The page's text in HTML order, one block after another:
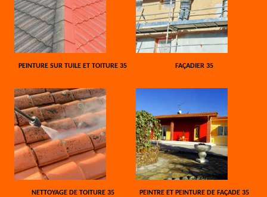
PEINTURE SUR TUILE ET TOITURE 35 FAÇADIER 35
NETTOYAGE DE TOITURE 35 PEINTRE ET PEINTURE DE FAÇADE 35